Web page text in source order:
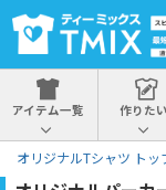
アイテム一覧 作りた
オリジナルTシャツ トッ